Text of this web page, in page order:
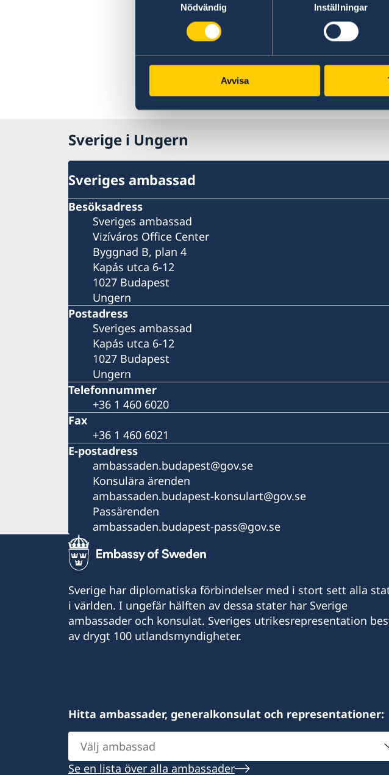
Nödvändig
Inställningar
Avvisa
export från EU
Senast uppdaterad
Sverige i Ungern
Sveriges ambassad
Besöksadress
Sveriges ambassad
Vizíváros Office Center
Byggnad B, plan 4
Kapás utca 6-12
1027 Budapest
Ungern
Postadress
Sveriges ambassad
Kapás utca 6-12
1027 Budapest
Ungern
Telefonnummer
+36 1 460 6020
Fax
+36 1 460 6021
E-postadress
ambassaden.budapest@gov.se
Konsulära ärenden
ambassaden.budapest-konsulart@gov.se
Passärenden
ambassaden.budapest-pass@gov.se
Sverige har diplomatiska förbindelser med i stort sett alla
i världen. I ungefär hälften av dessa stater har Sverige
ambassader och konsulat. Sveriges utrikesrepresentation
av drygt 100 utlandsmyndigheter.
Hitta ambassader, generalkonsulat och representationer:
ambassad
Se en lista över alla ambassader